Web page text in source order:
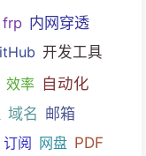
frp 内网穿透
开发工具
效率 自动化
域名 邮箱
订阅 网盘 PDF